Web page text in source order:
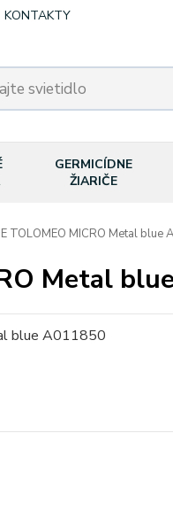
KONTAKTY
GERMICÍDNE
ŽIARIČE
TOLOMEO MICRO Metal blue
Metal